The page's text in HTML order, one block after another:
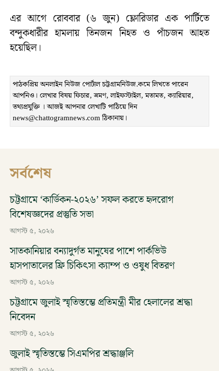
এর আগে রোববার (৬ জুন) ফ্লোরিডার এক পার্টিতে
বন্দুকধারীর হামলায় তিনজন নিহত ও পাঁচজন আহত
হয়েছিল।
পাঠকপ্রিয় অনলাইন নিউজ পোর্টাল চট্টগ্রামনিউজ.কমে লিখতে পারেন
আপনিও। লেখার বিষয় ফিচার, ভ্রমণ, লাইফস্টাইল, মতামত, ক্যারিয়ার,
তথ্যপ্রযুক্তি । আজই আপনার লেখাটি পাঠিয়ে দিন
news@chattogramnews.com ঠিকানায়।
সর্বশেষ
চট্টগ্রামে ‘কার্ডিকন-২০২৬’ সফল করতে হৃদরোগ
বিশেষজ্ঞদের প্রস্তুতি সভা
আগস্ট ৫, ২০২৬
সাতকানিয়ার বন্যাদুর্গত মানুষের পাশে পার্কভিউ
হাসপাতালের ফ্রি চিকিৎসা ক্যাম্প ও ওষুধ বিতরণ
আগস্ট ৫, ২০২৬
চট্টগ্রামে জুলাই স্মৃতিস্তম্ভে প্রতিমন্ত্রী মীর হেলালের শ্রদ্ধা
নিবেদন
আগস্ট ৫, ২০২৬
জুলাই স্মৃতিস্তম্ভে সিএমপির শ্রদ্ধাঞ্জলি